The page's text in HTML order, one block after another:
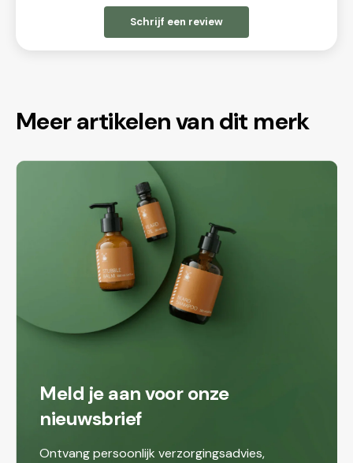
Schrijf een review
Meer artikelen van dit merk
Meld je aan voor onze
nieuwsbrief
Ontvang persoonlijk verzorgingsadvies,